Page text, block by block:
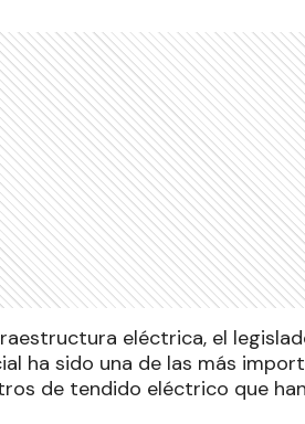
eléctrica, el
ha sido una de las más
de tendido eléctrico que